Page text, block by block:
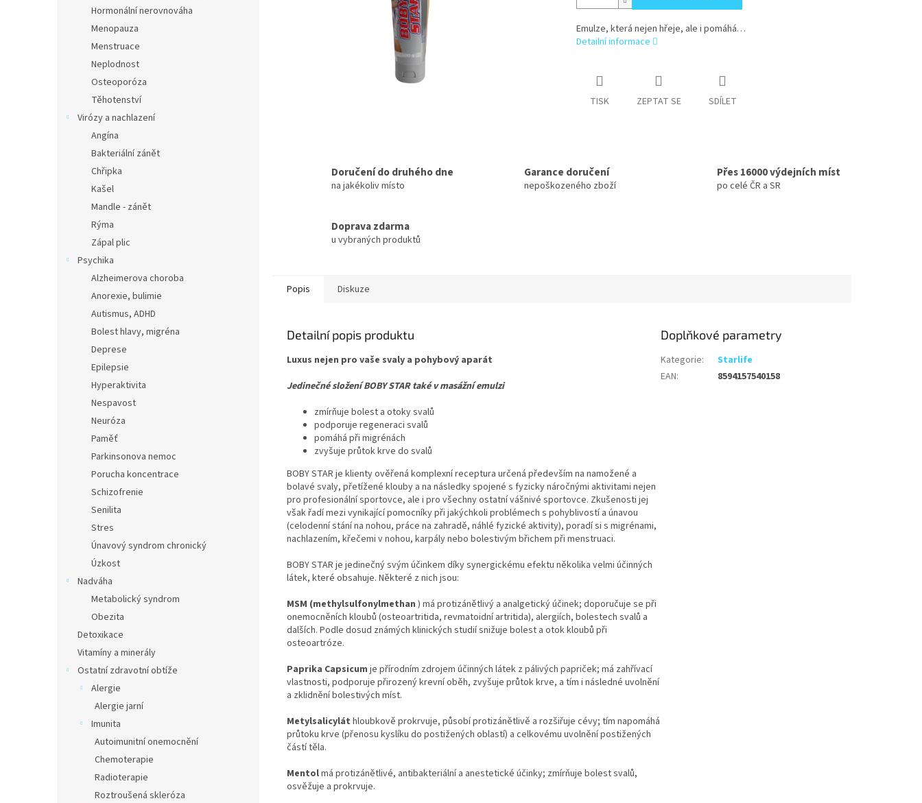
Hormonální nerovnováha
Menopauza
Menstruace
Neplodnost
Osteoporóza
Těhotenství
Virózy a nachlazení
Angína
Bakteriální zánět
Chřipka
Kašel
Mandle - zánět
Rýma
Zápal plic
Psychika
Alzheimerova choroba
Anorexie, bulimie
Autismus, ADHD
Bolest hlavy, migréna
Deprese
Epilepsie
Hyperaktivita
Nespavost
Neuróza
Paměť
Parkinsonova nemoc
Porucha koncentrace
Schizofrenie
Senilita
Stres
Únavový syndrom chronický
Úzkost
Nadváha
Metabolický syndrom
Obezita
Detoxikace
Vitamíny a minerály
Ostatní zdravotní obtíže
Alergie
Alergie jarní
Imunita
Autoimunitní onemocnění
Chemoterapie
Radioterapie
Roztroušená skleróza
Emulze, která nejen hřeje, ale i pomáhá…
Detailní informace
TISK ZEPTAT SE SDÍLET
Doručení do druhého dne
na jakékoliv místo
Garance doručení
nepoškozeného zboží
Přes 16000 výdejních míst
po celé ČR a SR
Doprava zdarma
u vybraných produktů
Popis Diskuze
Detailní popis produktu
Luxus nejen pro vaše svaly a pohybový aparát
Jedinečné složení BOBY STAR také v masážní emulzi
zmírňuje bolest a otoky svalů
podporuje regeneraci svalů
pomáhá při migrénách
zvyšuje průtok krve do svalů
BOBY STAR je klienty ověřená komplexní receptura určená především na namožené a
bolavé svaly, přetížené klouby a na následky spojené s fyzicky náročnými aktivitami nejen
pro profesionální sportovce, ale i pro všechny ostatní vášnivé sportovce. Zkušenosti jej
však řadí mezi vynikající pomocníky při jakýchkoli problémech s pohyblivostí a únavou
(celodenní stání na nohou, práce na zahradě, náhlé fyzické aktivity), poradí si s migrénami,
nachlazením, křečemi v nohou, karpály nebo bolestivým břichem při menstruaci.
BOBY STAR je jedinečný svým účinkem díky synergickému efektu několika velmi účinných
látek, které obsahuje. Některé z nich jsou:
MSM (methylsulfonylmethan ) má protizánětlivý a analgetický účinek; doporučuje se při
onemocněních kloubů (osteoartritida, revmatoidní artritida), alergiích, bolestech svalů a
dalších. Podle dosud známých klinických studií snižuje bolest a otok kloubů při
osteoartróze.
Paprika Capsicum je přírodním zdrojem účinných látek z pálivých papriček; má zahřívací
vlastnosti, podporuje přirozený krevní oběh, zvyšuje průtok krve, a tím i následné uvolnění
a zklidnění bolestivých míst.
Metylsalicylát hloubkově prokrvuje, působí protizánětlivě a rozšiřuje cévy; tím napomáhá
průtoku krve (přenosu kyslíku do postižených oblastí) a celkovému uvolnění postižených
částí těla.
Mentolmá protizánětlivé, antibakteriální a anestetické účinky; zmírňuje bolest svalů,
osvěžuje a prokrvuje.
Doplňkové parametry
Kategorie:
Starlife
EAN: 8594157540158